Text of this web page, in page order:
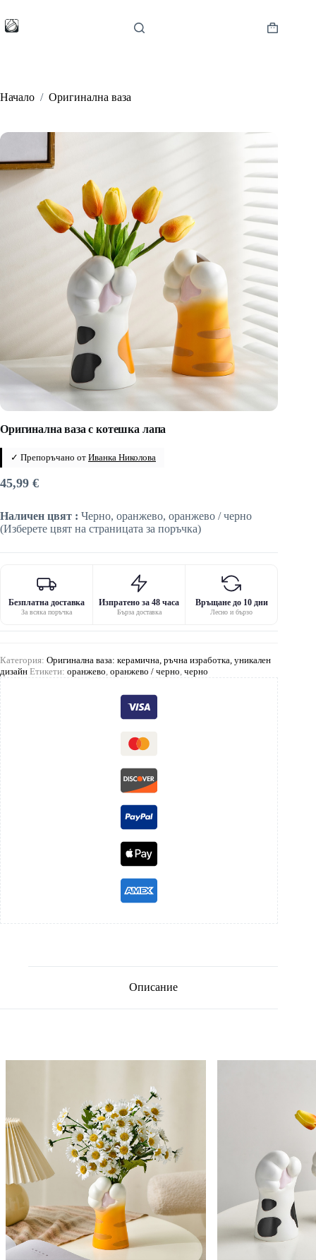
to
content
Shopping
Начало / Оригинална ваза
Оригинална ваза с котешка лапа
✓ Препоръчано от Иванка Николова
45,99 €
Наличен цвят : Черно, оранжево, оранжево / черно
(Изберете цвят на страницата за поръчка)
Безплатна доставка
За всяка поръчка
Изпратено за 48 часа
Бърза доставка
Връщане до 10 дни
Лесно и бързо
Категория: Оригинална ваза: керамична, ръчна изработка, уникален
дизайн Етикети: оранжево оранжево / черно черно
Описание